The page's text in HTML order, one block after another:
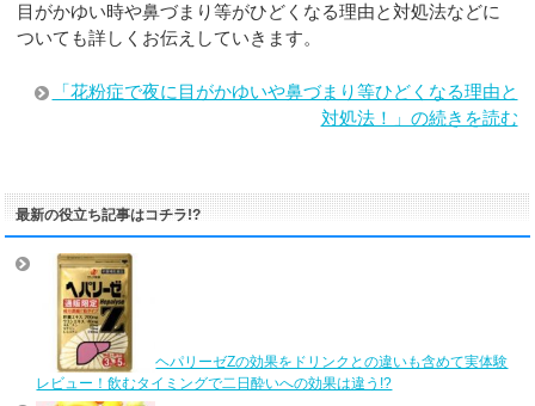
目がかゆい時や鼻づまり等がひどくなる理由と対処法などに
ついても詳しくお伝えしていきます。
「花粉症で夜に目がかゆいや鼻づまり等ひどくなる理由と
対処法！」の続きを読む
最新の役立ち記事はコチラ!?
ヘパリーゼZの効果をドリンクとの違いも含めて実体験
レビュー！飲むタイミングで二日酔いへの効果は違う!?